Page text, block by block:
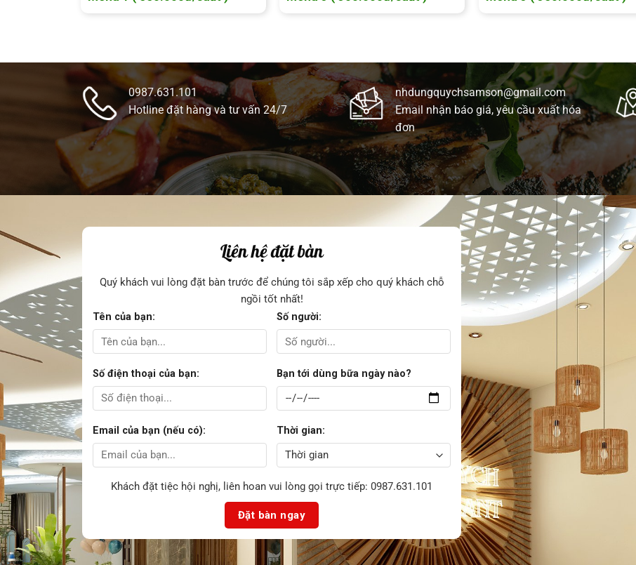
0987.631.101
Hotline đặt hàng và tư vấn 24/7
nhdungquychsamson@gmail.com
Email nhận báo giá, yêu cầu xuất hóa
đơn
Liên hệ đặt bàn
Quý khách vui lòng đặt bàn trước để chúng tôi sắp xếp cho quý khách chỗ
ngồi tốt nhất!
Tên của bạn: Số người:
Số điện thoại của bạn: Bạn tới dùng bữa ngày nào?
Email của bạn (nếu có): Thời gian:
Khách đặt tiệc hội nghị, liên hoan vui lòng gọi trực tiếp: 0987.631.101